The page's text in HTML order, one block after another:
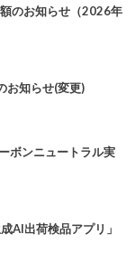
のお知らせ（2026年
お知らせ(変更)
ボンニュートラル実
AI出荷検品アプリ」